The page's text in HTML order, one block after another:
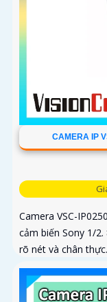
CAMERA IP
Camera VSC-
cảm biến Sony 1/2.
rõ nét và chân
zoom quang 4X...